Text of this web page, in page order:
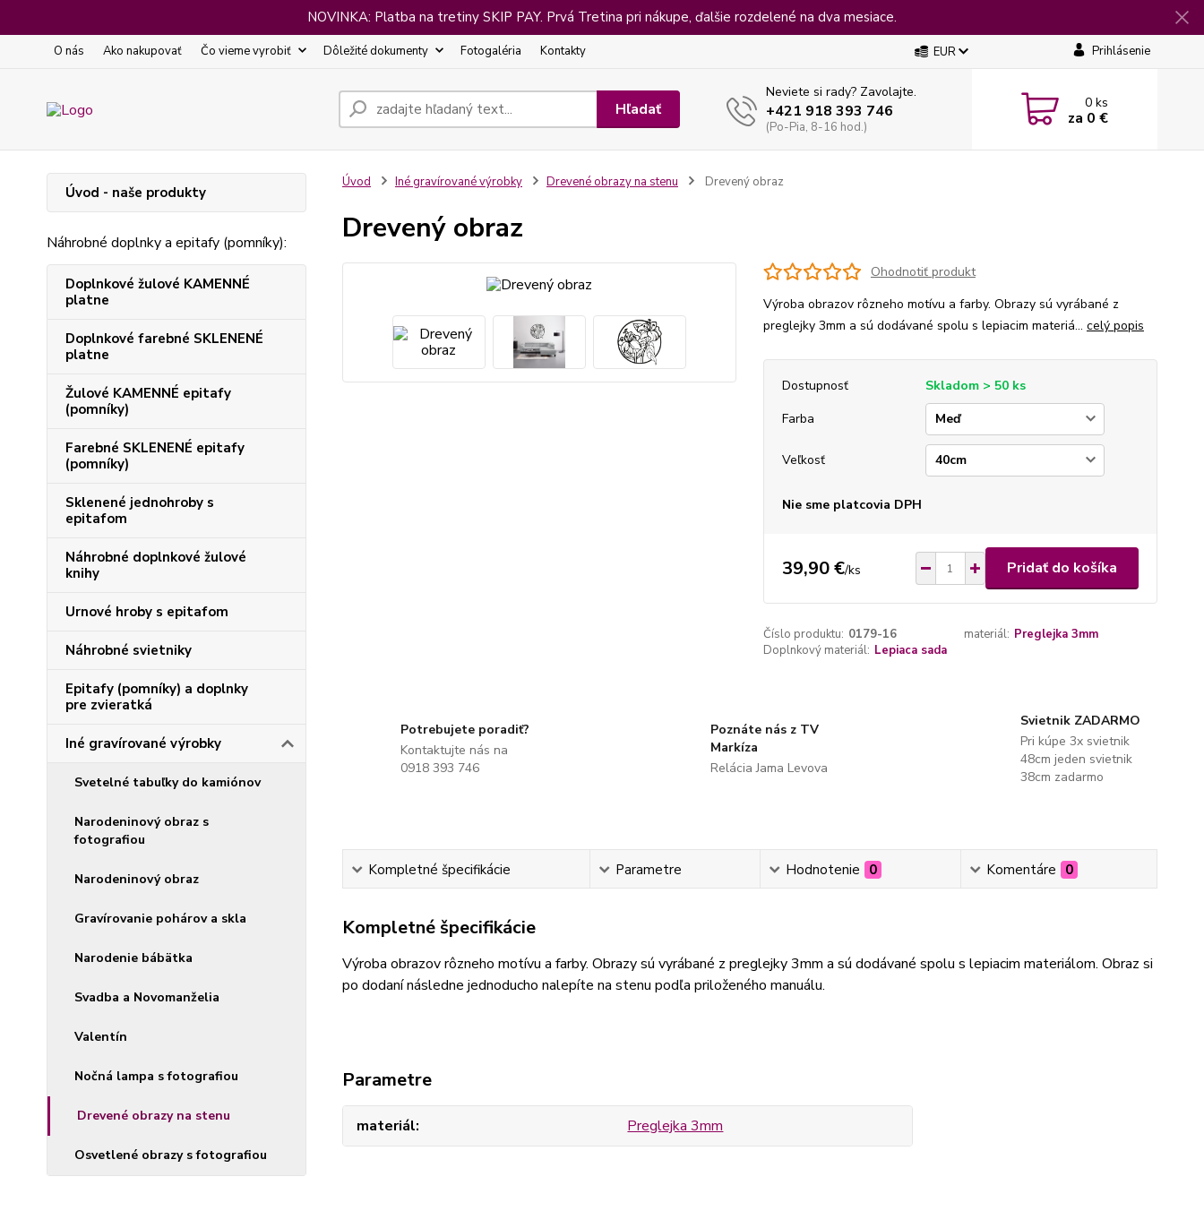
NOVINKA: Platba na tretiny SKIP PAY. Prvá Tretina pri nákupe, ďalšie rozdelené na dva mesiace.
O nás Ako nakupovať Čo vieme vyrobiť Dôležité dokumenty Fotogaléria Kontakty EUR Prihlásenie
Hľadať
Neviete si rady? Zavolajte.
+421 918 393 746
(Po-Pia, 8-16 hod.)
0ks
za 0 €
Úvod - naše produkty
Náhrobné doplnky a epitafy (pomníky):
Doplnkové žulové KAMENNÉ
platne
Doplnkové farebné SKLENENÉ
platne
Žulové KAMENNÉ epitafy
(pomníky)
Farebné SKLENENÉ epitafy
(pomníky)
Sklenené jednohroby s
epitafom
Náhrobné doplnkové žulové
knihy
Urnové hroby s epitafom
Náhrobné svietniky
Epitafy (pomníky) a doplnky
pre zvieratká
Iné gravírované výrobky
Svetelné tabuľky do kamiónov
Narodeninový obraz s
fotografiou
Narodeninový obraz
Gravírovanie pohárov a skla
Narodenie bábätka
Svadba a Novomanželia
Valentín
Nočná lampa s fotografiou
Drevené obrazy na stenu
Osvetlené obrazy s fotografiou
Úvod Iné gravírované výrobky Drevené obrazy na stenu Drevený obraz
Drevený obraz
Ohodnotiť produkt
Výroba obrazov rôzneho motívu a farby. Obrazy sú vyrábané z
preglejky 3mm a sú dodávané spolu s lepiacim materiá... celý popis
Dostupnosť
Skladom > 50 ks
Farba
Veľkosť
Nie sme platcovia DPH
39,90 €/ks Pridať do košíka
Číslo produktu: 0179-16 materiál: Preglejka 3mm
Doplnkový materiál: Lepiaca sada
Potrebujete poradiť?
Kontaktujte nás na
0918 393 746
Poznáte nás z TV
Markíza
Relácia Jama Levova
Svietnik ZADARMO
Pri kúpe 3x svietnik
48cm jeden svietnik
38cm zadarmo
Kompletné špecifikácie Parametre Hodnotenie 0 Komentáre 0
Kompletné špecifikácie
Výroba obrazov rôzneho motívu a farby. Obrazy sú vyrábané z preglejky 3mm a sú dodávané spolu s lepiacim materiálom. Obraz si
po dodaní následne jednoducho nalepíte na stenu podľa priloženého manuálu.
Parametre
materiál Preglejka 3mm